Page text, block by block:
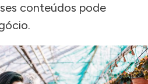
conteúdos pode